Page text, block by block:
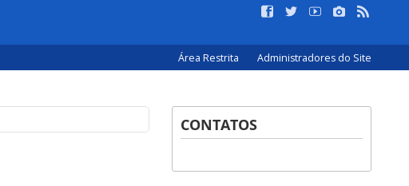
Área Restrita Administradores do Site
CONTATOS